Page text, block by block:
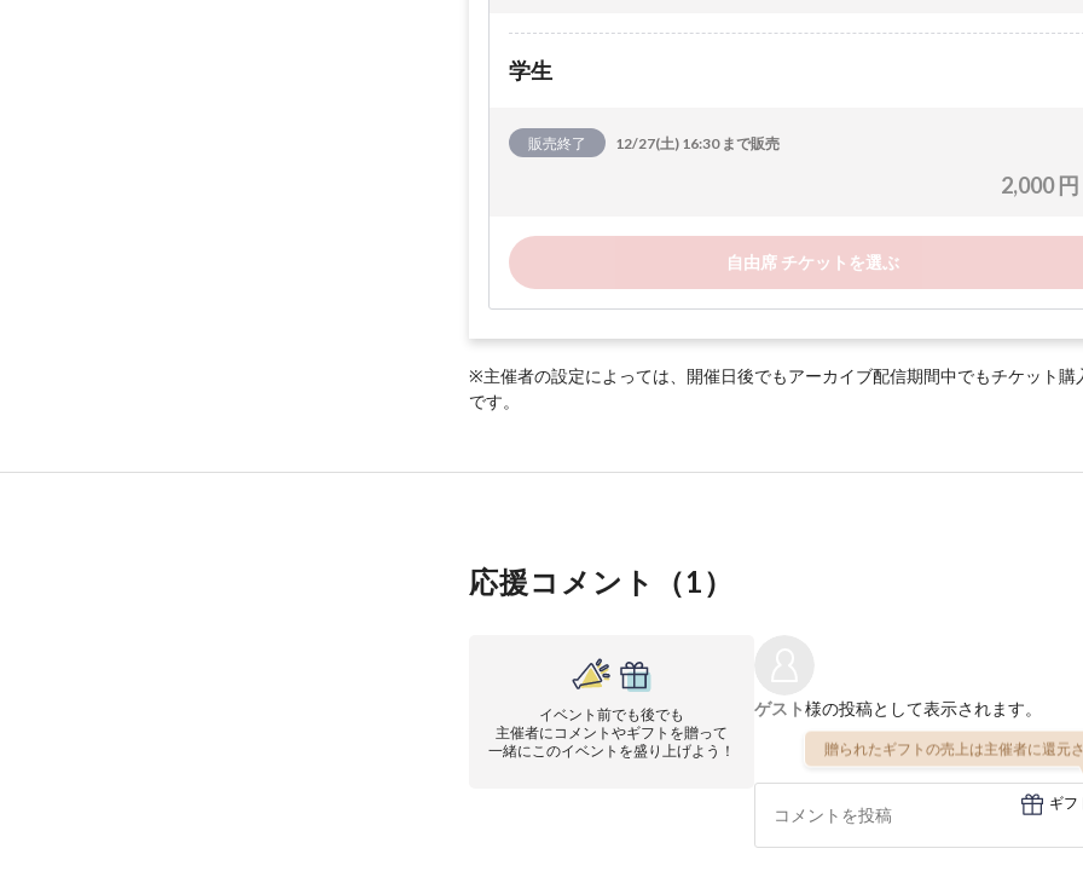
学生
販売終了 12/27(土) 16:30 まで販売
2,000 円
自由席 チケットを選ぶ
※主催者の設定によっては、開催日後でもアーカイブ配信期間中でもチケット購
です。
応援コメント（1）
イベント前でも後でも
主催者にコメントやギフトを贈って
一緒にこのイベントを盛り上げよう！
ゲスト様の投稿として表示されます。
贈られたギフトの売上は主催者に還元
ギフ